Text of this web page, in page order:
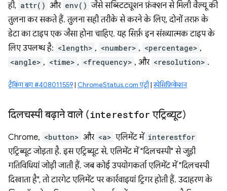
ही, attr() और env() जैसे सब्स्टिट्यूशन फ़ंक्शन से मिली वैल्यू की
तुलना कर सकते हैं. तुलना सही तरीके से करने के लिए, दोनों तरफ़ के
डेटा का टाइप एक जैसा होना चाहिए. यह सिर्फ़ इन संख्यात्मक टाइप के
लिए उपलब्ध है: <length> , <number> , <percentage> ,
<angle> , <time> , <frequency> , और <resolution> .
ट्रैकिंग बग #408011559| ChromeStatus.com एंट्री|स्पेसिफ़िकेशन
दिलचस्पी बढ़ाने वाले (interestfor एट्रिब्यूट)
Chrome, <button> और <a> एलिमेंट में interestfor
एट्रिब्यूट जोड़ता है. इस एट्रिब्यूट से, एलिमेंट में "दिलचस्पी" से जुड़ी
गतिविधियां जोड़ी जाती हैं. जब कोई उपयोगकर्ता एलिमेंट में "दिलचस्पी
दिखाता है", तो टारगेट एलिमेंट पर कार्रवाइयां ट्रिगर होती हैं. उदाहरण के